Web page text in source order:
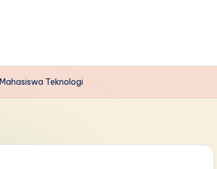
Teknologi